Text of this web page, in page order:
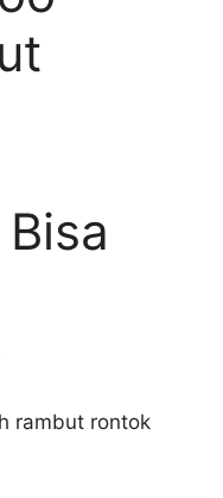
rambut rontok